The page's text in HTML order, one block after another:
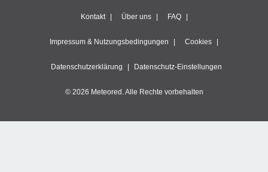
Kontakt Über uns FAQ
Impressum & Nutzungsbedingungen Cookies
Datenschutzerklärung Datenschutz-Einstellungen
© 2026 Meteored. Alle Rechte vorbehalten